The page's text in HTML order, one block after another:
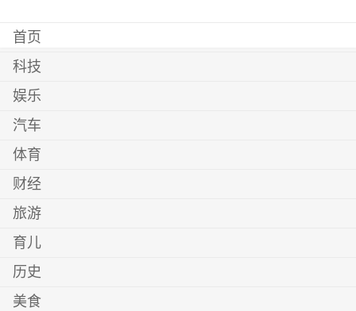
首页
科技
娱乐
汽车
体育
财经
旅游
育儿
历史
美食